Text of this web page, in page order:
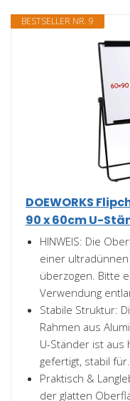
BESTSELLER NR. 9
DOEWORKS
90 x 60cm U-
HINWEIS: Die
einer
überzogen. Bitte
Verwendung
Stabile Struktur:
Rahmen aus
U-Ständer ist aus
gefertigt, stabil
Praktisch &
der glatten